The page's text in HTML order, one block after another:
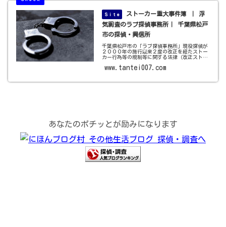
ストーカー重大事件簿 ｜ 浮
気調査のラブ探偵事務所｜ 千葉県松戸
市の探偵・興信所
千葉県松戸市の「ラブ探偵事務所」現役探偵が
２０００年の施行以来２度の改正を経たストー
カー行為等の規制等に関する法律（改正ストー
ついて詳しく紹介します。ストーカー特定調査
www.tantei007.com
あなたのポチッとが励みになります